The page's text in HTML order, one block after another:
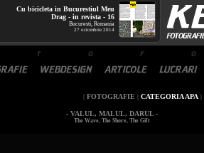
Cu bicicleta in Bucurestiul Meu
Drag - in revista - 16
Bucuresti, Romania
27 octombrie 2014
| FOTOGRAFIE | CATEGORIA APA |
- VALUL, MALUL, DARUL -
The Wave, The Shore, The Gift